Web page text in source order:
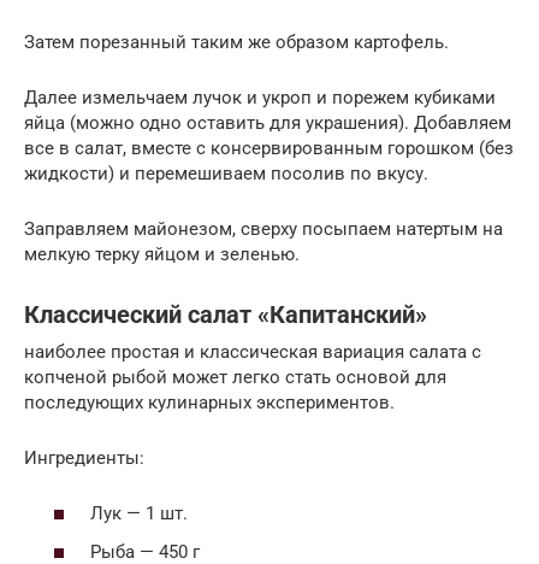
Затем порезанный таким же образом картофель.
Далее измельчаем лучок и укроп и порежем кубиками
яйца (можно одно оставить для украшения). Добавляем
все в салат, вместе с консервированным горошком (без
жидкости) и перемешиваем посолив по вкусу.
Заправляем майонезом, сверху посыпаем натертым на
мелкую терку яйцом и зеленью.
Классический салат «Капитанский»
наиболее простая и классическая вариация салата с
копченой рыбой может легко стать основой для
последующих кулинарных экспериментов.
Ингредиенты:
Лук — 1 шт.
Рыба — 450 г